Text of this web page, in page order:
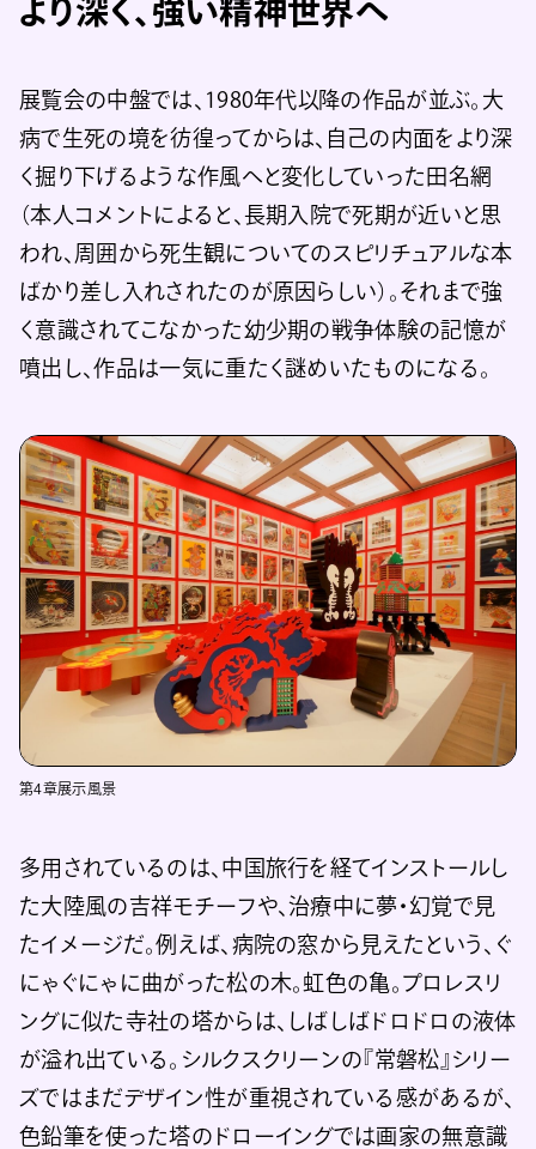
より深く、強い精神世界へ
展覧会の中盤では、1980年代以降の作品が並ぶ。大
病で生死の境を彷徨ってからは、自己の内面をより深
く掘り下げるような作風へと変化していった田名網
（本人コメントによると、長期入院で死期が近いと思
われ、周囲から死生観についてのスピリチュアルな本
ばかり差し入れされたのが原因らしい）。それまで強
く意識されてこなかった幼少期の戦争体験の記憶が
噴出し、作品は一気に重たく謎めいたものになる。
第4章展示風景
多用されているのは、中国旅行を経てインストールし
た大陸風の吉祥モチーフや、治療中に夢・幻覚で見
たイメージだ。例えば、病院の窓から見えたという、ぐ
にゃぐにゃに曲がった松の木。虹色の亀。プロレスリ
ングに似た寺社の塔からは、しばしばドロドロの液体
が溢れ出ている。シルクスクリーンの『常磐松』シリー
ズではまだデザイン性が重視されている感があるが、
色鉛筆を使った塔のドローイングでは画家の無意識